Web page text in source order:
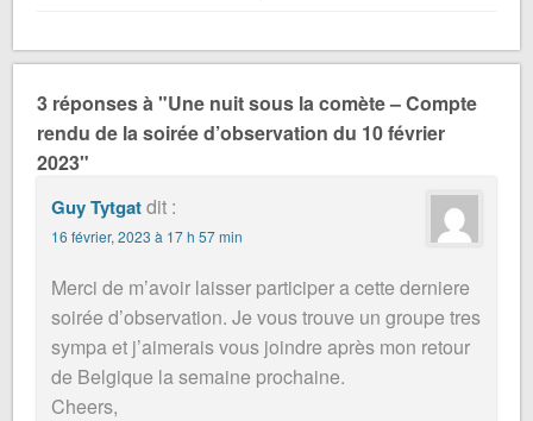
3 réponses à "Une nuit sous la comète – Compte
rendu de la soirée d’observation du 10 février
2023"
Guy Tytgatdit :
16 février, 2023 à 17 h 57 min
Merci de m’avoir laisser participer a cette derniere
soirée d’observation. Je vous trouve un groupe tres
sympa et j’aimerais vous joindre après mon retour
de Belgique la semaine prochaine.
Cheers,